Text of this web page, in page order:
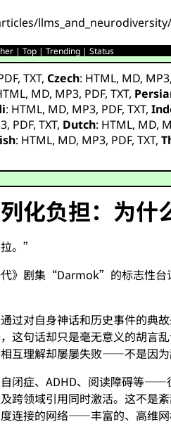
|Top |Trending |Status
,TXT,Czech: HTML, MD, MP3,
, MD, MP3, PDF,TXT,
: HTML, MD, MP3, PDF,TXT,
, PDF,TXT, Dutch: HTML, MD,
: HTML, MD, MP3, PDF,TXT,
化负担：为
。”
》剧集“Darmok”的标志性
过对自身神话和历史事件的典
这句话却只是毫无意义的胡言
互理解却屡屡失败——不是因
症、ADHD、阅读障碍等——
跨领域引用同时激活。这不是
连接的网络——丰富的、高维网